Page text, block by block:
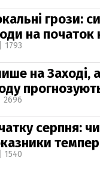
грози:
на
1793
на Заході,
2696
серпня:
1540